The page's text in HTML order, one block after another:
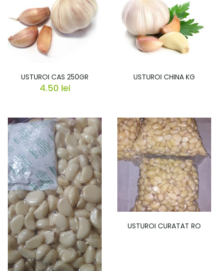
USTUROI CAS 250GR
4.50 lei
USTUROI CHINA KG
USTUROI CURATAT RO